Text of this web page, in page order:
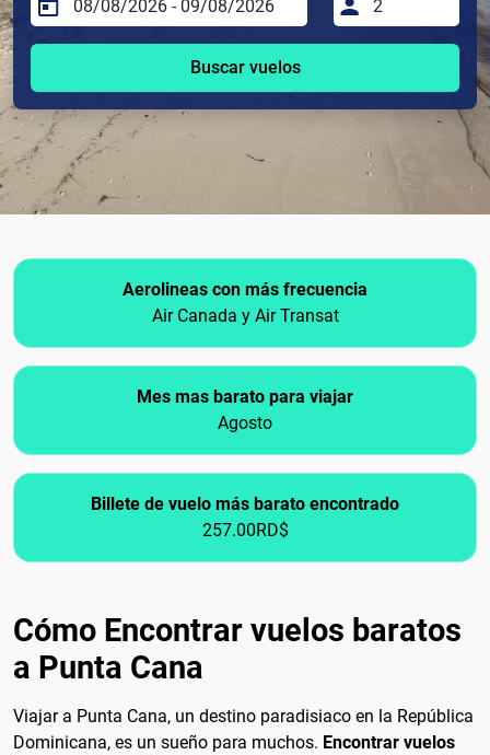
Buscar vuelos
Aerolineas con más frecuencia
Air Canada y Air Transat
Mes mas barato para viajar
Agosto
Billete de vuelo más barato encontrado
257.00RD$
Cómo Encontrar vuelos baratos
a Punta Cana
Viajar a Punta Cana, un destino paradisiaco en la República
Dominicana, es un sueño para muchos. Encontrar vuelos